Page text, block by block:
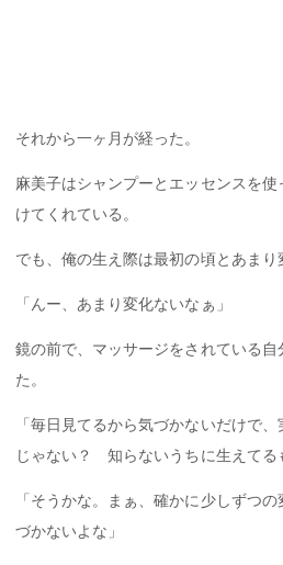
それから一ヶ月が経った。
麻美子はシャンプーとエッセンスを
けてくれている。
でも、俺の生え際は最初の頃とあまり
「んー、あまり変化ないなぁ」
鏡の前で、マッサージをされている自
た。
「毎日見てるから気づかないだけで
じゃない？ 知らないうちに生えてる
「そうかな。まぁ、確かに少しずつ
づかないよな」